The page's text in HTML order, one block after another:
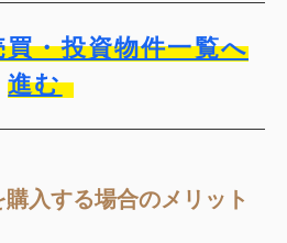
・投資物件一覧へ
進む
入する場合のメリット